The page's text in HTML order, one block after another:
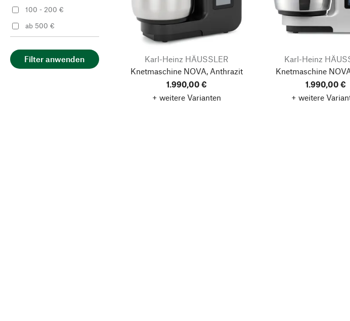
100 - 200 €
ab 500 €
Filter anwenden
Karl-Heinz HÄUSSLER
Knetmaschine NOVA, Anthrazit
1.990,00 €
+ weitere Varianten
Karl-Heinz
Knetmaschine
1.990,00 €
+ weitere